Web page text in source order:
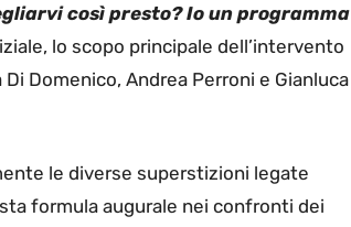
così presto? Io un programma
lo scopo principale dell’intervento
Domenico, Andrea Perroni e Gianluca
le diverse superstizioni legate
formula augurale nei confronti dei